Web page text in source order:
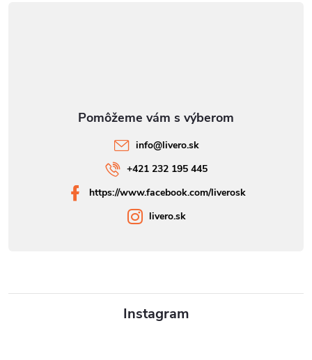
Instagram
info@livero.sk
+421 232 195 445
https://www.facebook.com/liverosk
livero.sk